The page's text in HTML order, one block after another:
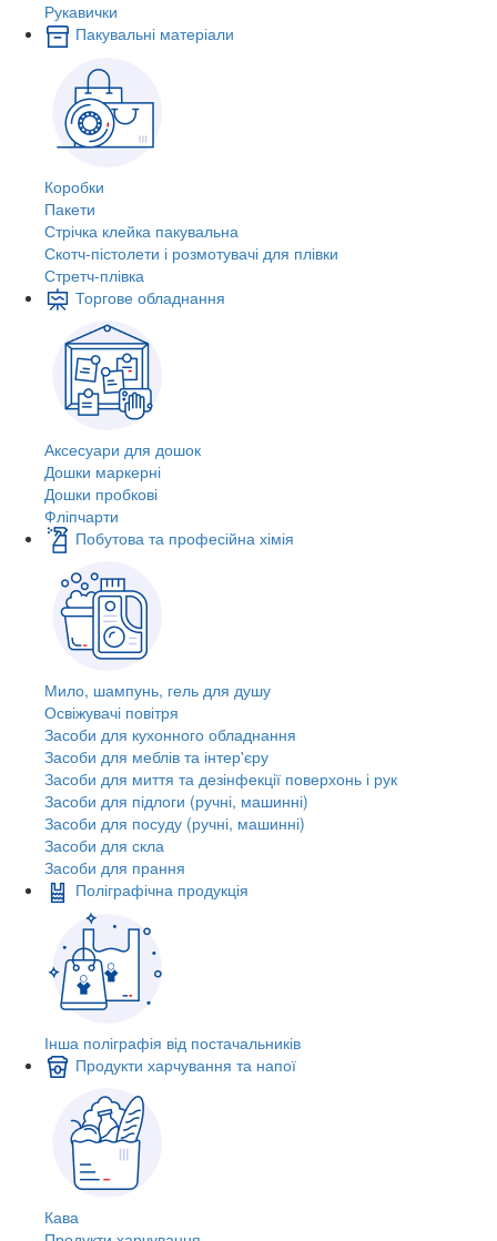
Рукавички
Пакувальні матеріали
Коробки
Пакети
Стрічка клейка пакувальна
Скотч-пістолети і розмотувачі для плівки
Стретч-плівка
Торгове обладнання
Аксесуари для дошок
Дошки маркерні
Дошки пробкові
Фліпчарти
Побутова та професійна хімія
Мило, шампунь, гель для душу
Освіжувачі повітря
Засоби для кухонного обладнання
Засоби для меблів та інтер'єру
Засоби для миття та дезінфекції поверхонь і рук
Засоби для підлоги (ручні, машинні)
Засоби для посуду (ручні, машинні)
Засоби для скла
Засоби для прання
Поліграфічна продукція
Інша поліграфія від постачальників
Продукти харчування та напої
Кава